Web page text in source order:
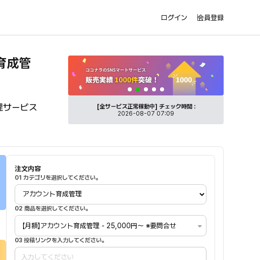
ログイン 会員登録
成管
ービス
[全サービス正常稼動中] チェック時間 :
2026-08-07 07:09
注文内容
01 カテゴリを選択してください。
02 商品を選択してください。
【月額】アカウント育成管理 - 25,000円～ ※要問合せ
03 投稿リンクを入力してください。